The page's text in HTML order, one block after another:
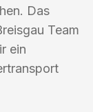
Das
Team
ein